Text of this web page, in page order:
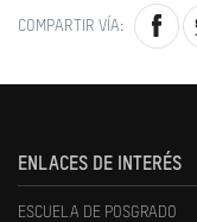
COMPARTIR VÍA:
ENLACES DE INTERÉS
ESCUELA DE POSGRADO